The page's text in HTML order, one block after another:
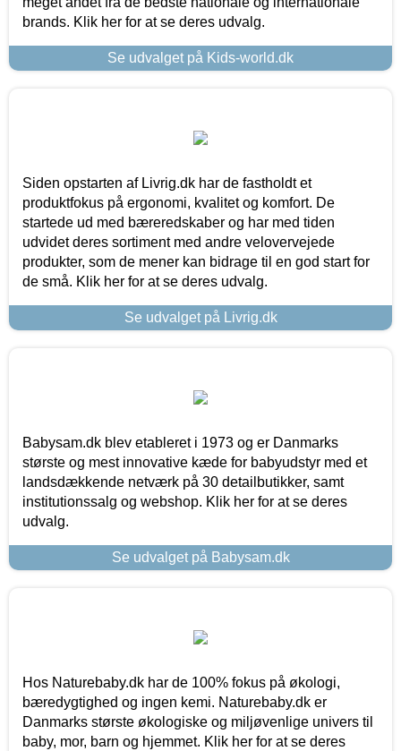
brands. Klik her for at se deres udvalg.
Se udvalget på Kids-world.dk
Siden opstarten af Livrig.dk har de fastholdt et
produktfokus på ergonomi, kvalitet og komfort. De
startede ud med bæreredskaber og har med tiden
udvidet deres sortiment med andre velovervejede
produkter, som de mener kan bidrage til en god start for
de små. Klik her for at se deres udvalg.
Se udvalget på Livrig.dk
Babysam.dk blev etableret i 1973 og er Danmarks
største og mest innovative kæde for babyudstyr med et
landsdækkende netværk på 30 detailbutikker, samt
institutionssalg og webshop. Klik her for at se deres
udvalg.
Se udvalget på Babysam.dk
Hos Naturebaby.dk har de 100% fokus på økologi,
bæredygtighed og ingen kemi. Naturebaby.dk er
Danmarks største økologiske og miljøvenlige univers til
baby, mor, barn og hjemmet. Klik her for at se deres